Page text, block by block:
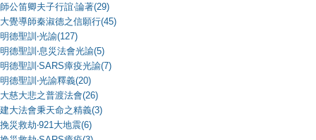
師公笛卿夫子行誼‧論著(29)
大覺導師秦淑德之信願行(45)
明德聖訓‧光諭(127)
明德聖訓‧息災法會光諭(5)
明德聖訓‧SARS瘴疫光諭(7)
明德聖訓‧光諭釋義(20)
大慈大悲之普渡法會(26)
建大法會秉天命之精義(3)
挽災救劫‧921大地震(6)